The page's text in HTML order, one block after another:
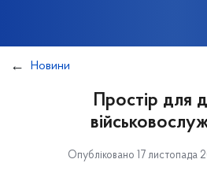
Новини
Простір для
Опубліковано 17 листопада